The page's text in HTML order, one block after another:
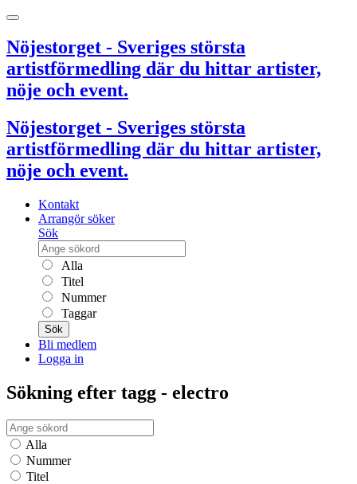
Nöjestorget - Sveriges största
artistförmedling där du hittar artister,
nöje och event.
Nöjestorget - Sveriges största
artistförmedling där du hittar artister,
nöje och event.
Kontakt
Arrangör söker
Sök
Alla
Titel
Nummer
Taggar
Sök
Bli medlem
Logga in
Sökning efter tagg - electro
Alla
Nummer
Titel